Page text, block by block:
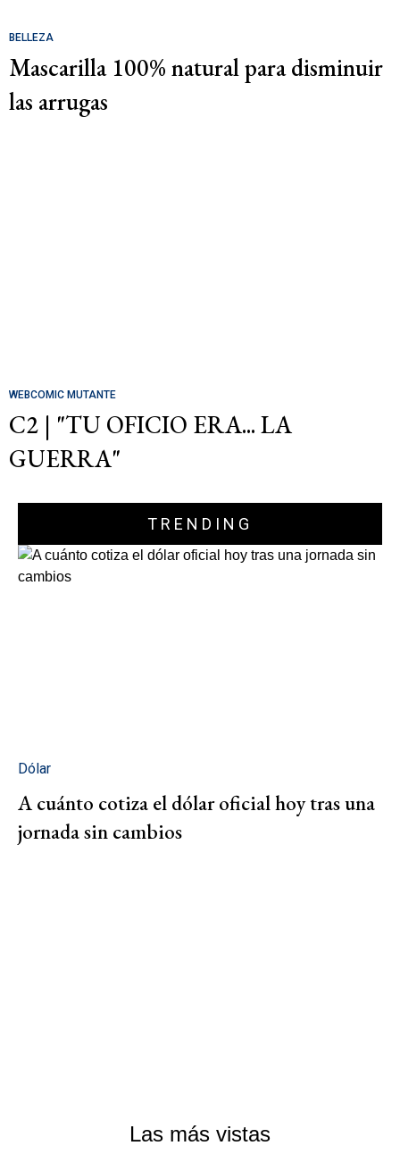
BELLEZA
Mascarilla 100% natural para disminuir
las arrugas
WEBCOMIC MUTANTE
C2 | "TU OFICIO ERA... LA
GUERRA"
TRENDING
Dólar
A cuánto cotiza el dólar oficial hoy tras una
jornada sin cambios
Las más vistas